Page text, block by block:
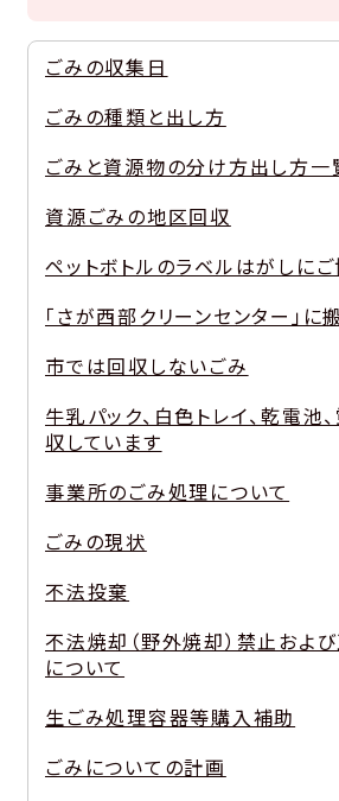
ごみの収集日
ごみの種類と出し方
ごみと資源物の分け方出し方一
資源ごみの地区回収
ペットボトルのラベルはがしに
「さが西部クリーンセンター」に
市では回収しないごみ
牛乳パック、白色トレイ、乾電池
収しています
事業所のごみ処理について
ごみの現状
不法投棄
不法焼却（野外焼却）禁止およ
について
生ごみ処理容器等購入補助
ごみについての計画